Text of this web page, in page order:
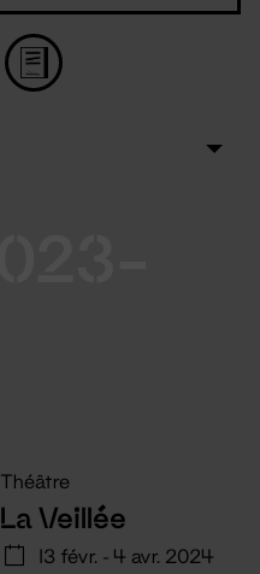
Théâtre
La Veillée
13 févr. - 4 avr. 2024